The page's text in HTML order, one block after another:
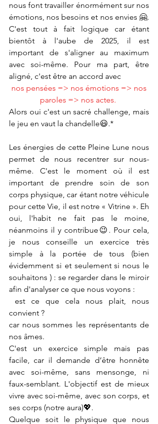
nous font travailler énormément sur nos
émotions, nos besoins et nos envies 🤗.
C'est tout à fait logique car étant
bientôt à l'aube de 2025, il est
important de s'aligner au maximum
avec soi-même. Pour ma part, être
aligné, c'est être an accord avec
nos pensées => nos émotions => nos
paroles => nos actes.
Alors oui c'est un sacré challenge, mais
le jeu en vaut la chandelle😃.*
Les énergies de cette Pleine Lune nous
permet de nous recentrer sur nous-
même. C'est le moment où il est
important de prendre soin de son
corps physique, car étant notre véhicule
pour cette Vie, il est notre « Vitrine ». Eh
oui, l'habit ne fait pas le moine,
néanmoins il y contribue😉. Pour cela,
je nous conseille un exercice très
simple à la portée de tous (bien
évidemment si et seulement si nous le
souhaitons ) : se regarder dans le miroir
afin d'analyser ce que nous voyons :
est ce que cela nous plait, nous
convient ?
car nous sommes les représentants de
nos âmes.
C'est un exercice simple mais pas
facile, car il demande d’être honnête
avec soi-même, sans mensonge, ni
faux-semblant. L'objectif est de mieux
vivre avec soi-même, avec son corps, et
ses corps (notre aura)💖.
Quelque soit le physique que nous